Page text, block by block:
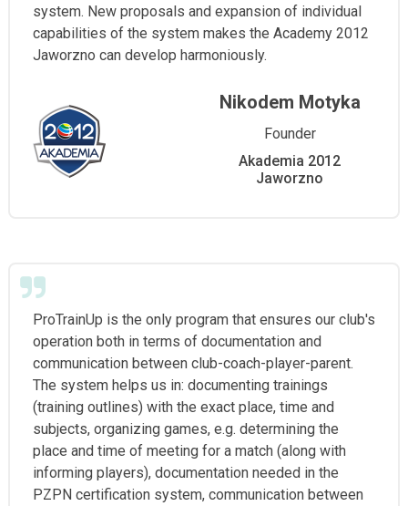
system. New proposals and expansion of individual
capabilities of the system makes the Academy 2012
Jaworzno can develop harmoniously.
Nikodem Motyka
Founder
Akademia 2012
Jaworzno
ProTrainUp is the only program that ensures our club's
operation both in terms of documentation and
communication between club-coach-player-parent.
The system helps us in: documenting trainings
(training outlines) with the exact place, time and
subjects, organizing games, e.g. determining the
place and time of meeting for a match (along with
informing players), documentation needed in the
PZPN certification system, communication between